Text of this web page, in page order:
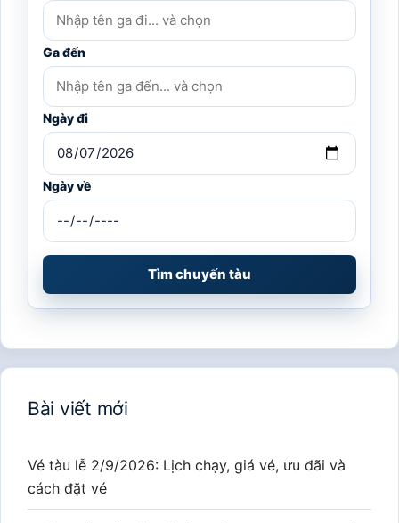
Ga đến
Ngày đi
Ngày về
Tìm chuyến tàu
Bài viết mới
Vé tàu lễ 2/9/2026: Lịch chạy, giá vé, ưu đãi và
cách đặt vé